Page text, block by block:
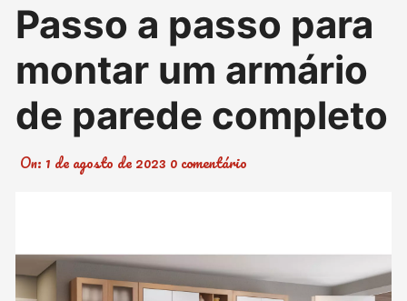
Passo a passo para
montar um armário
de parede completo
On: 1 de agosto de 2023 0 comentário